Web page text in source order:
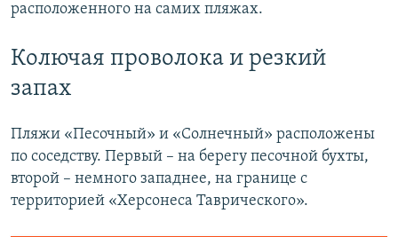
расположенного на самих пляжах.
Колючая проволока и резкий
запах
Пляжи «Песочный» и «Солнечный» расположены
по соседству. Первый – на берегу песочной бухты,
второй – немного западнее, на границе с
территорией «Херсонеса Таврического».